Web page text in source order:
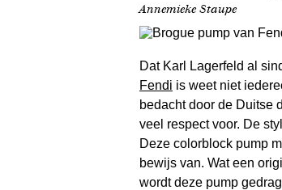
Annemieke Staupe
Dat Karl Lagerfeld al
Fendi is weet niet
bedacht door de Duitse
veel respect voor. De
Deze colorblock pump
bewijs van. Wat een
wordt deze pump